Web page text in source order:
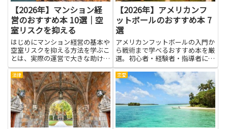
【2026年】マンション経
営のおすすめ本 10選｜空
室リスクを抑える
はじめにマンション経営の基本や
空室リスクを抑える方法を学ぶこ
とは、実際の運営で大きな助けに
なります。賃料設定や入居者対
応、設備の維持、契約の仕組み、
税務や資金計画など、知識があれ
ば判断が速くなり、無駄な出費を
減らせます。本で得られる実例や
ノ...
【2026年】アメリカンフ
ットボールのおすすめ本 7
選
アメリカンフットボールの入門か
ら戦術まで学べるおすすめ本を厳
選。初心者・経験者・指導者にも
最適な一冊が見つかります。
法律 恋愛